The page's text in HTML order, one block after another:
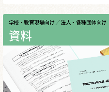
学校・教育現場向け ／ 法人・各種団体向け
資料